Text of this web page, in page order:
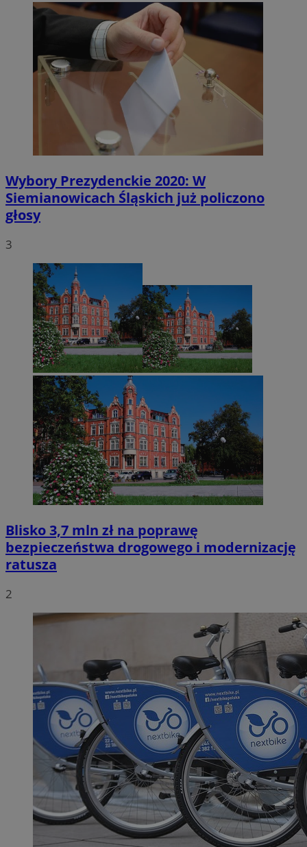
Wybory Prezydenckie 2020: W
Siemianowicach Śląskich już policzono
głosy
3
Blisko 3,7 mln zł na poprawę
bezpieczeństwa drogowego i modernizację
ratusza
2